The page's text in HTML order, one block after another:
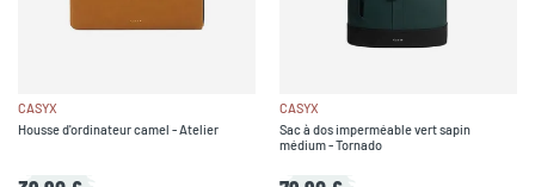
CASYX
Housse d'ordinateur camel - Atelier
CASYX
Sac à dos imperméable vert sapin
médium - Tornado